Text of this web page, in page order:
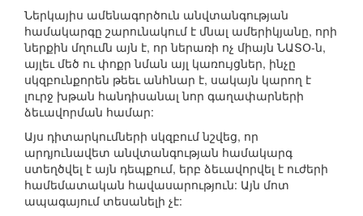
Ներկայիս ամենագործուն անվտանգության
համակարգը շարունակում է մնալ ամերիկյանը, որի
ներքին մղումն այն է, որ ներառի ոչ միայն ՆԱՏՕ-ն,
այլեւ մեծ ու փոքր նման այլ կառույցներ, ինչը
սկզբունքորեն թեեւ անհնար է, սակայն կարող է
լուրջ խթան հանդիսանալ նոր գաղափարների
ձեւավորման համար:
Այս դիտարկումների սկզբում նշվեց, որ
արդյունավետ անվտանգության համակարգ
ստեղծվել է այն դեպքում, երբ ձեւավորվել է ուժերի
համեմատական հավասարություն: Այն մոտ
ապագայում տեսանելի չէ: